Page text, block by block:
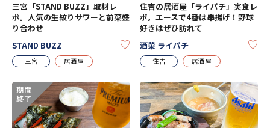
三宮「STAND BUZZ」取材レ
ポ。人気の生絞りサワーと前菜盛
り合わせ
STAND BUZZ
KEEP
三宮 居酒屋
住吉の居酒屋「ライパチ」実食レ
ポ。エースで4番は串揚げ！野球
好きはぜひ訪れて
酒菜 ライパチ
住吉 居酒屋